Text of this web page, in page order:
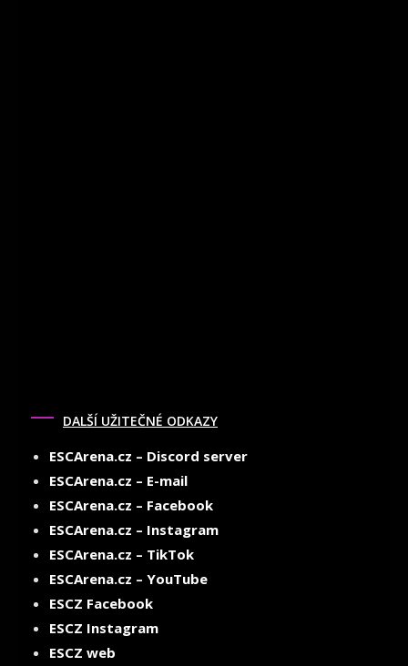
DALŠÍ UŽITEČNÉ ODKAZY
ESCArena.cz – Discord server
ESCArena.cz – E-mail
ESCArena.cz – Facebook
ESCArena.cz – Instagram
ESCArena.cz – TikTok
ESCArena.cz – YouTube
ESCZ Facebook
ESCZ Instagram
ESCZ web